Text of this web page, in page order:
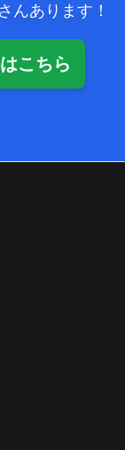
んあります！
こちら